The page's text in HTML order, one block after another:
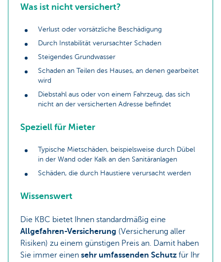
Was ist nicht versichert?
Verlust oder vorsätzliche Beschädigung
Durch Instabilität verursachter Schaden
Steigendes Grundwasser
Schaden an Teilen des Hauses, an denen gearbeitet
wird
Diebstahl aus oder von einem Fahrzeug, das sich
nicht an der versicherten Adresse befindet
Speziell für Mieter
Typische Mietschäden, beispielsweise durch Dübel
in der Wand oder Kalk an den Sanitäranlagen
Schäden, die durch Haustiere verursacht werden
Wissenswert
Die KBC bietet Ihnen standardmäßig eine
Allgefahren-Versicherung (Versicherung aller
Risiken) zu einem günstigen Preis an. Damit haben
Sie immer einen sehr umfassenden Schutz für Ihr